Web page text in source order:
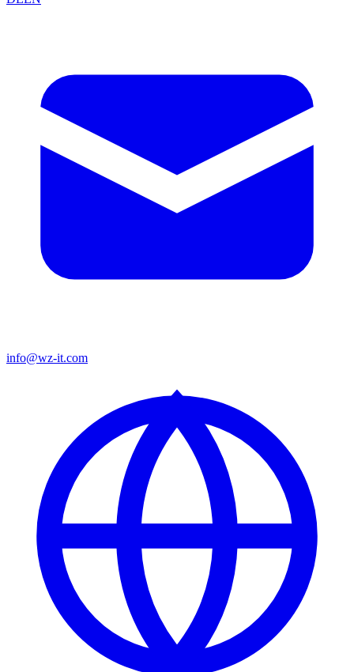
info@wz-it.com